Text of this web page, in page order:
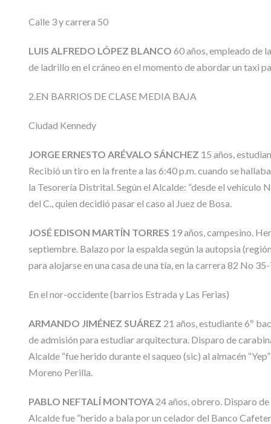
Calle 3 y carrera 50
LUIS ALFREDO LÓPEZ BLANCO 60 años, empleado de
de ladrillo en el cráneo en el momento de abordar un taxi
2.EN BARRIOS DE CLASE MEDIA BAJA
Ciudad Kennedy
JORGE ERNESTO ARÉVALO SÁNCHEZ 15 años,
Recibió un tiro en la frente a las 6:40 p.m. cuando se
la Tesorería Distrital. Según el Alcalde: “desde el
del C., quien decidió pasar el caso al Juez de Bosa.
JOSÉ EDISON MARTÍN TORRES 19 años, campesino.
septiembre. Balazo por la espalda según la autopsia
para alojarse en una casa de una tía, en la carrera 82 No 35-
En el nor-occidente (barrios Estrada y Las Ferias)
ARMANDO JIMÉNEZ SUÁREZ 21 años, estudiante 6º
de admisión para estudiar arquitectura. Disparo de
Alcalde “fue herido durante el saqueo (sic) al almacén
Moreno Perilla.
PABLO NEFTALÍ MONTOYA24 años, obrero. Disparo de
Alcalde fue “herido a bala por un celador del Banco